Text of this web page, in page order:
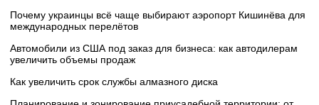
Почему украинцы всё чаще выбирают аэропорт Кишинёва для
международных перелётов
Автомобили из США под заказ для бизнеса: как автодилерам
увеличить объемы продаж
Как увеличить срок службы алмазного диска